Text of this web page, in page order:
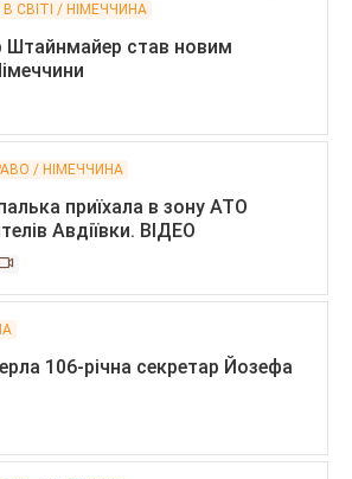
СВІТІ / НІМЕЧЧИНА
Штайнмайер став новим
/ НІМЕЧЧИНА
приїхала в зону АТО
Авдіївки. ВІДЕО
106-річна секретар Йозефа